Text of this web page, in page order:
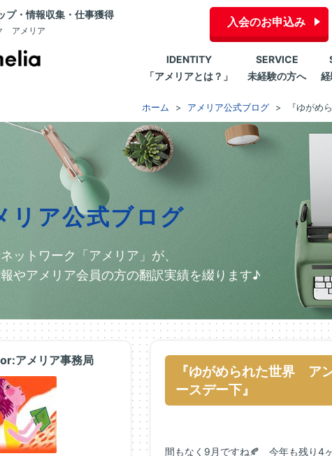
プ・情報収集・仕事獲得
アメリア
入会のお申込み
IDENTITY
「アメリアとは？」
SERVICE
未経験の方へ
ホーム アメリア公式ブログ 『ゆがめ
リア公式ブログ
ットワーク「アメリア」が、
やアメリア会員の方の翻訳実績を綴ります♪
『ゆがめられた世界 ア
ースデー下』
間もなく9月ですね🍂 今年も残り4
アメリア事務局